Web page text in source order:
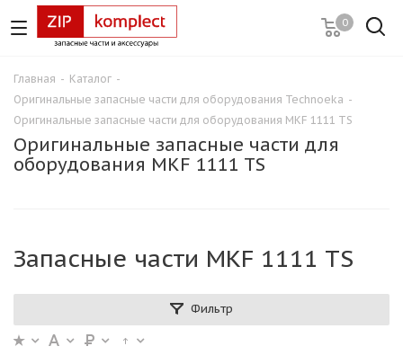
0
Главная - Каталог -
Оригинальные запасные части для оборудования Technoeka -
Оригинальные запасные части для оборудования MKF 1111 TS
Оригинальные запасные части для
оборудования MKF 1111 TS
Запасные части MKF 1111 TS
Фильтр